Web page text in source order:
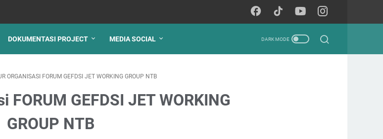
DOKUMENTASI PROJECT MEDIA SOCIAL
ORGANISASI FORUM GEFDSI JET WORKING GROUP NTB
GEFDSI JET WORKING
GROUP NTB